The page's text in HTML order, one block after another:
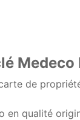
Medeco
de
en qualité